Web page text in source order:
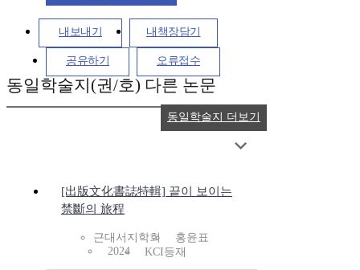
내보내기 내책장담기
공유하기 오류접수
동일학술지(권/호) 다른 논문
[出版文化書誌特輯] 끝이 보이는
禁斷의 旅程
근대서지학회
홍윤표
2024
KCI등재
동일학술지 더보기